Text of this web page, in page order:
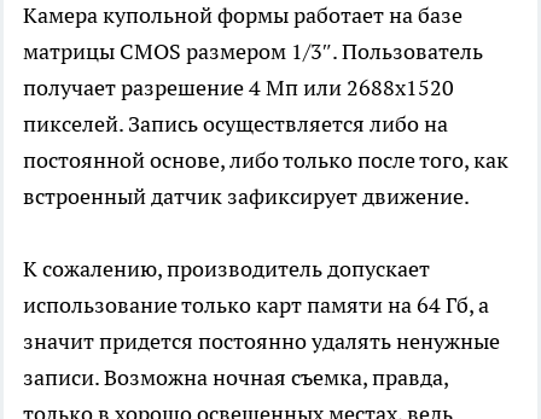
Камера купольной формы работает на базе
матрицы CMOS размером 1/3″. Пользователь
получает разрешение 4 Мп или 2688х1520
пикселей. Запись осуществляется либо на
постоянной основе, либо только после того, как
встроенный датчик зафиксирует движение.
К сожалению, производитель допускает
использование только карт памяти на 64 Гб, а
значит придется постоянно удалять ненужные
записи. Возможна ночная съемка, правда,